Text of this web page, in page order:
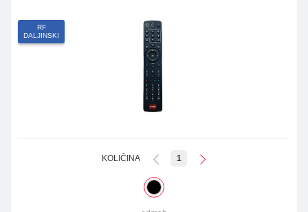
RF
DALJINSKI
KOLIČINA 1